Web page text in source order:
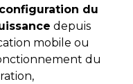
configuration du
depuis
mobile ou
du